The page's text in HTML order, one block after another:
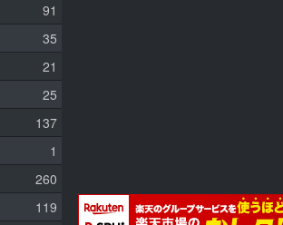
91
35
21
25
137
1
260
119